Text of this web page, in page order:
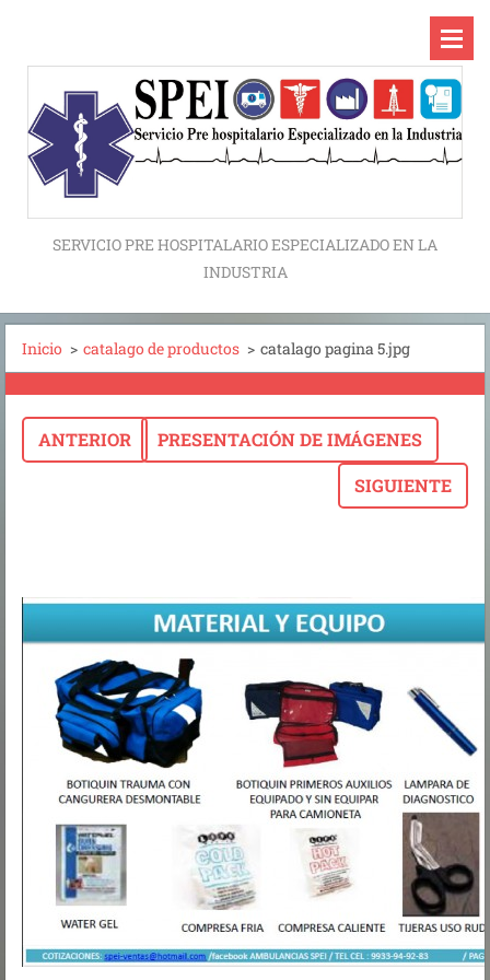
SERVICIO PRE HOSPITALARIO ESPECIALIZADO EN LA
INDUSTRIA
Inicio > catalago de productos > catalago pagina 5.jpg
ANTERIOR
PRESENTACIÓN DE IMÁGENES
SIGUIENTE